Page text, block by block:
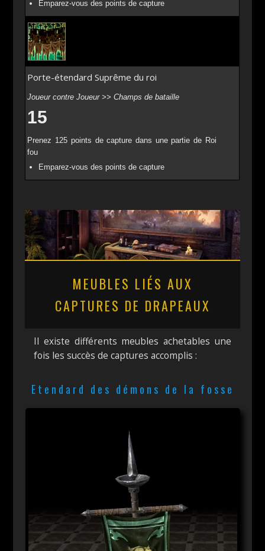
Emparez-vous des points de capture
Porte-étendard Suprême du roi
Joueur contre Joueur >> Champs de bataille
15
Prenez 125 points de capture dans une partie de Roi
fou
Emparez-vous des points de capture
MEUBLES LIÉS AUX
CAPTURES DE DRAPEAUX
Il existe différents meubles achetables une
fois les succès de captures accomplis :
Etendard des démons de la fosse